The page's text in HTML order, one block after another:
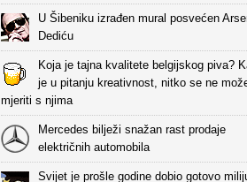
U Šibeniku izrađen mural posvećen
Dediću
Koja je tajna kvalitete belgijskog piva?
je u pitanju kreativnost, nitko se ne
mjeriti s njima
Mercedes bilježi snažan rast prodaje
električnih automobila
Svijet je prošle godine dobio gotovo